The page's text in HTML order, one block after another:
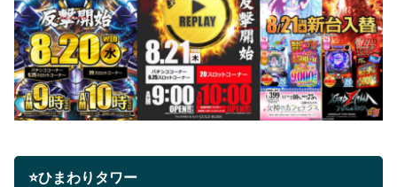
⭐ひまわりタワー